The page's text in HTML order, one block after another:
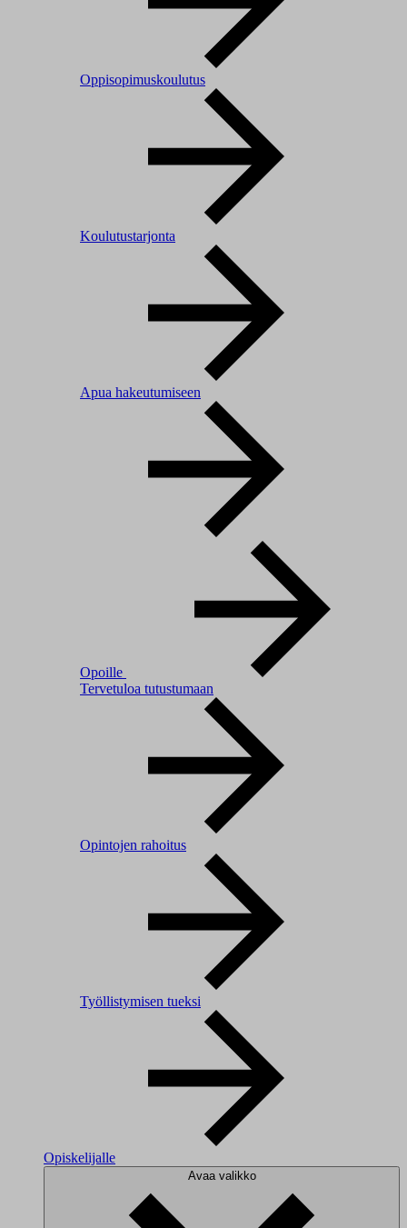
Oppisopimuskoulutus
Koulutustarjonta
Apua hakeutumiseen
Opoille
Tervetuloa tutustumaan
Opintojen rahoitus
Työllistymisen tueksi
Opiskelijalle
Avaa valikko